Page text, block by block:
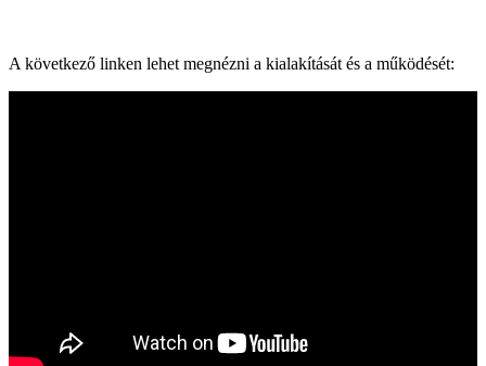
A következő linken lehet megnézni a kialakítását és a működését: